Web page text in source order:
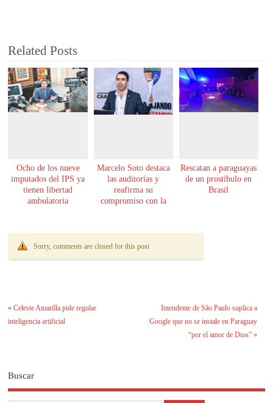
Related Posts
Ocho de los nueve
imputados del IPS ya
tienen libertad
ambulatoria
Marcelo Soto destaca
las auditorías y
reafirma su
compromiso con la
Rescatan a paraguayas
de un prostíbulo en
Brasil
Sorry, comments are closed for this post
«Celeste Amarilla pide regular
inteligencia artificial
Intendente de São Paulo suplica a
Google que no se instale en Paraguay
“por el amor de Dios”»
Buscar